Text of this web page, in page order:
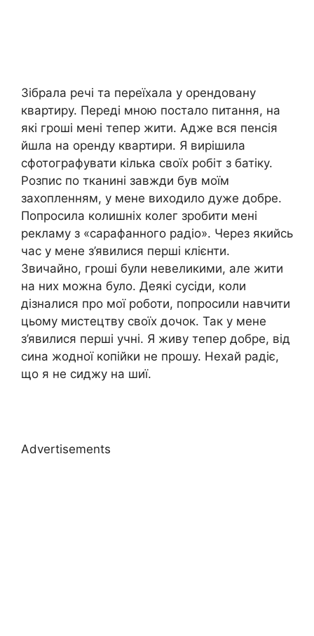
Зібрала речі та переїхала у орендовану
квартиру. Переді мною постало питання, на
які гроші мені тепер жити. Адже вся пенсія
йшла на оренду квартири. Я вирішила
сфотографувати кілька своїх робіт з батіку.
Розпис по тканині завжди був моїм
захопленням, у мене виходило дуже добре.
Попросила колишніх колег зробити мені
рекламу з «сарафанного радіо». Через якийсь
час у мене з’явилися перші клієнти.
Звичайно, гроші були невеликими, але жити
на них можна було. Деякі сусіди, коли
дізналися про мої роботи, попросили навчити
цьому мистецтву своїх дочок. Так у мене
з’явилися перші учні. Я живу тепер добре, від
сина жодної копійки не прошу. Нехай радіє,
що я не сиджу на шиї.
Advertisements